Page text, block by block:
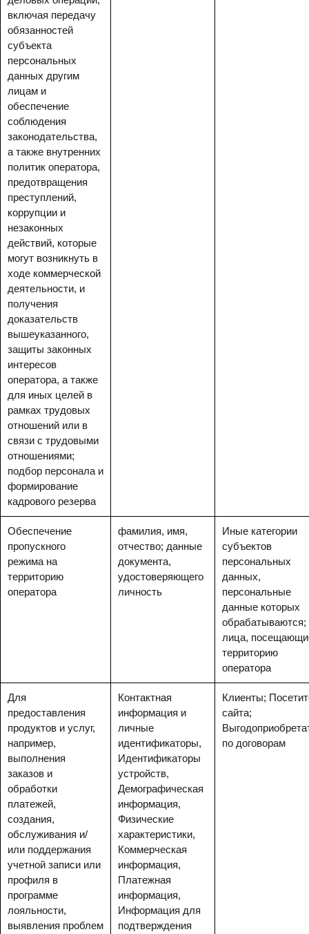
включая передачу
обязанностей
субъекта
персональных
данных другим
лицам и
обеспечение
соблюдения
законодательства,
а также внутренних
политик оператора,
предотвращения
преступлений,
коррупции и
незаконных
действий, которые
могут возникнуть в
ходе коммерческой
деятельности, и
получения
доказательств
вышеуказанного,
защиты законных
интересов
оператора, а также
для иных целей в
рамках трудовых
отношений или в
связи с трудовыми
отношениями;
подбор персонала и
формирование
кадрового резерва
Обеспечение
пропускного
режима на
территорию
оператора
фамилия, имя,
отчество; данные
документа,
удостоверяющего
личность
Иные категории
субъектов
персональных
данных,
персональные
данные которых
обрабатываются;
лица,
территорию
оператора
Для
предоставления
продуктов и услуг,
например,
выполнения
заказов и
обработки
платежей,
создания,
обслуживания и/
или поддержания
учетной записи или
профиля в
программе
лояльности,
выявления проблем
Контактная
информация и
личные
идентификаторы,
Идентификаторы
устройств,
Демографическая
информация,
Физические
характеристики,
Коммерческая
информация,
Платежная
информация,
Информация для
подтверждения
Клиенты;
сайта;
по договорам